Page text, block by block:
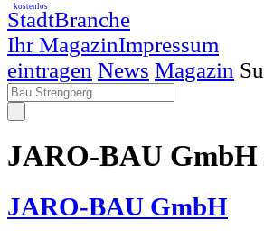
StadtBranche
Ihr MagazinImpressum
kostenlos
eintragen News Magazin
JARO-BAU GmbH
JARO-BAU GmbH